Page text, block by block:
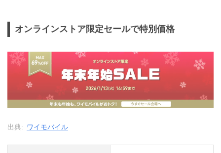
オンラインストア限定セールで特別価格
出典: ワイモバイル